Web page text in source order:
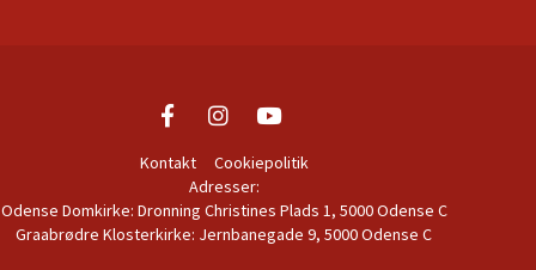
Kontakt
Cookiepolitik
Adresser:
Odense Domkirke: Dronning Christines Plads 1, 5000 Odense C
Graabrødre Klosterkirke: Jernbanegade 9, 5000 Odense C